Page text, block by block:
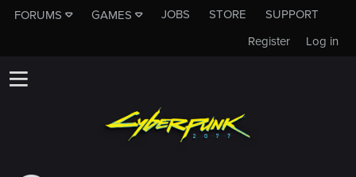
FORUMS GAMES JOBS STORE
SUPPORT
Log in
Register